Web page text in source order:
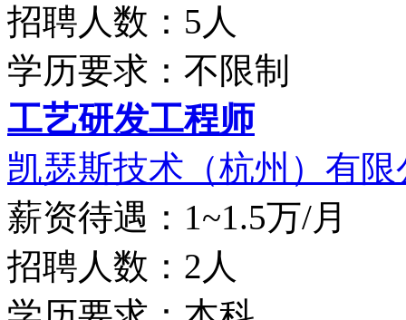
招聘人数：5人
学历要求：不限制
工艺研发工程师
凯瑟斯技术（杭州）有限
薪资待遇：1~1.5万/月
招聘人数：2人